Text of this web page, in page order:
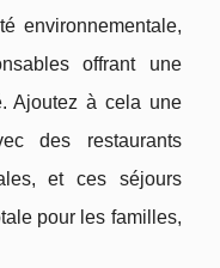
environnementale,
offrant une
Ajoutez à cela une
des restaurants
et ces séjours
pour les familles,